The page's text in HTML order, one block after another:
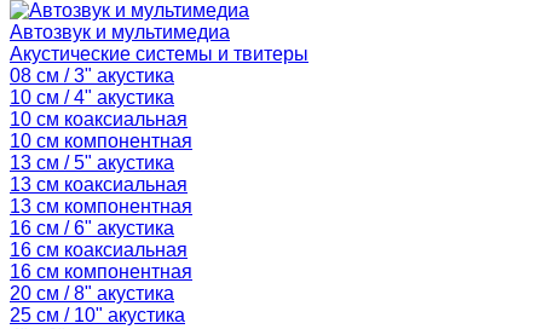
Автозвук и мультимедиа
Акустические системы и твитеры
08 см / 3" акустика
10 см / 4" акустика
10 см коаксиальная
10 см компонентная
13 см / 5" акустика
13 см коаксиальная
13 см компонентная
16 см / 6" акустика
16 см коаксиальная
16 см компонентная
20 см / 8" акустика
25 см / 10" акустика